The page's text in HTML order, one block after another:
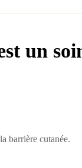
un
barrière cutanée.